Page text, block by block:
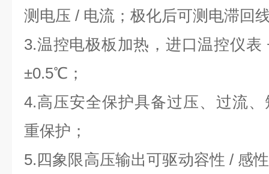
测电压 / 电流；极化后可测电滞回
3.温控电极板加热，进口温控仪表
±0.5℃；
4.高压安全保护具备过压、过流
重保护；
5.四象限高压输出可驱动容性 / 感